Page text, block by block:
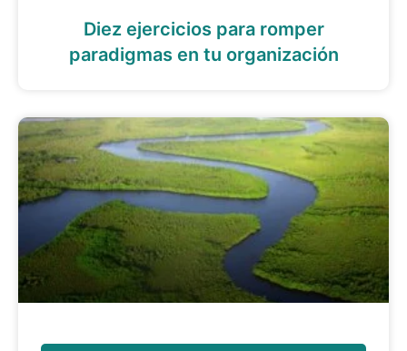
Diez ejercicios para romper
paradigmas en tu organización